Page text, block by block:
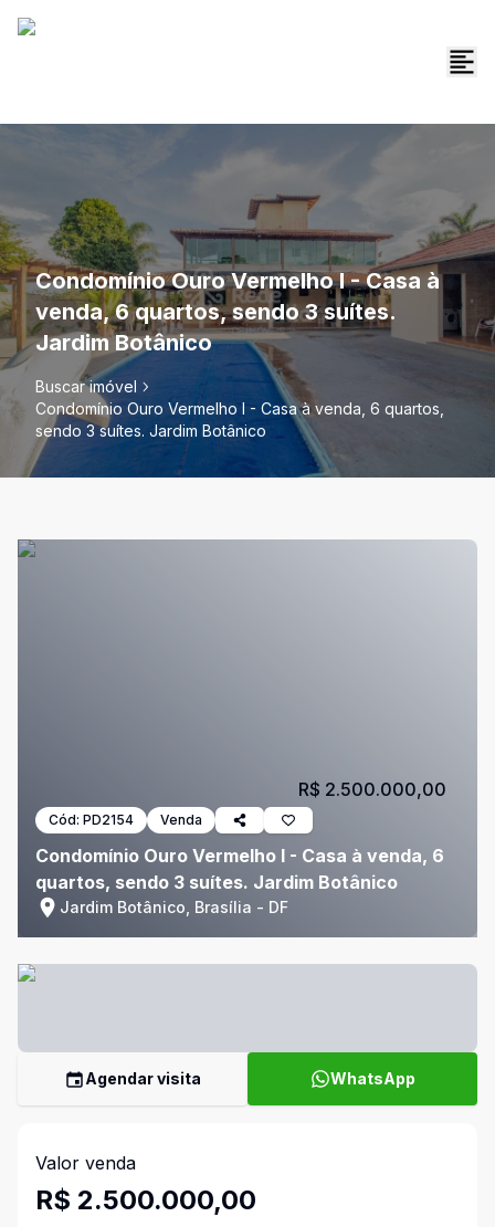
Condomínio Ouro Vermelho I - Casa à
venda, 6 quartos, sendo 3 suítes.
Jardim Botânico
Buscar imóvel
Condomínio Ouro Vermelho I - Casa à venda, 6 quartos,
sendo 3 suítes. Jardim Botânico
Cód: PD2154 Venda
Condomínio Ouro Vermelho I - Casa à venda, 6
quartos, sendo 3 suítes. Jardim Botânico
Jardim Botânico, Brasília - DF
R$ 2.500.000,00
Agendar visita WhatsApp
Valor venda
R$ 2.500.000,00